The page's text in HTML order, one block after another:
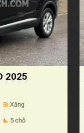
2025
local_gas_station Xăng
airline_seat_recline_extra 5 chỗ